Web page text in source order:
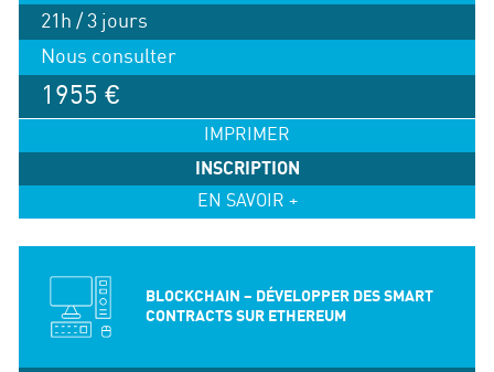
21h / 3 jours
Nous consulter
1955 €
IMPRIMER
INSCRIPTION
EN SAVOIR +
BLOCKCHAIN – DÉVELOPPER DES SMART
CONTRACTS SUR ETHEREUM